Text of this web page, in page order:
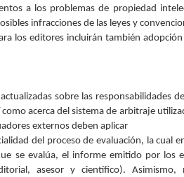
a los problemas de propiedad
infracciones de las leyes y
los editores incluirán también
sobre las responsabilidades
acerca del sistema de arbitraje
externos deben aplicar
del proceso de evaluación, la cual
se evalúa, el informe emitido por los
asesor y científico). Asimismo,